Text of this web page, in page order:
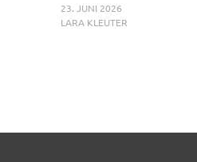
23. JUNI 2026
LARA KLEUTER